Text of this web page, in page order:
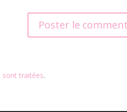
sont traitées.